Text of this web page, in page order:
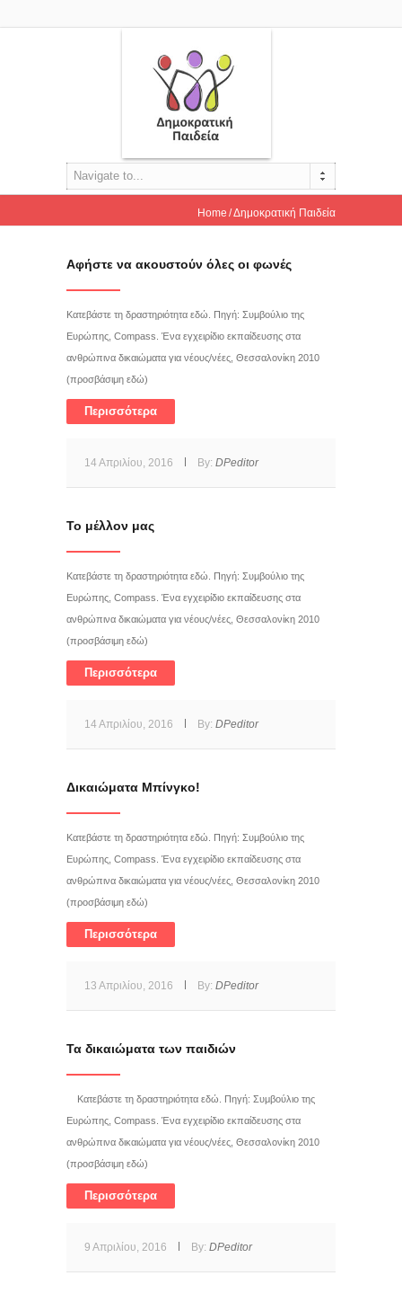
Navigate to...
Home Δημοκρατική Παιδεία
Αφήστε να ακουστούν όλες οι φωνές
Κατεβάστε τη δραστηριότητα εδώ. Πηγή: Συμβούλιο της
Ευρώπης, Compass. Ένα εγχειρίδιο εκπαίδευσης στα
ανθρώπινα δικαιώματα για νέους/νέες, Θεσσαλονίκη 2010
(προσβάσιμη εδώ)
Περισσότερα
14 Απριλίου, 2016 By: DPeditor
Το μέλλον μας
Κατεβάστε τη δραστηριότητα εδώ. Πηγή: Συμβούλιο της
Ευρώπης, Compass. Ένα εγχειρίδιο εκπαίδευσης στα
ανθρώπινα δικαιώματα για νέους/νέες, Θεσσαλονίκη 2010
(προσβάσιμη εδώ)
Περισσότερα
14 Απριλίου, 2016 By: DPeditor
Δικαιώματα Μπίνγκο!
Κατεβάστε τη δραστηριότητα εδώ. Πηγή: Συμβούλιο της
Ευρώπης, Compass. Ένα εγχειρίδιο εκπαίδευσης στα
ανθρώπινα δικαιώματα για νέους/νέες, Θεσσαλονίκη 2010
(προσβάσιμη εδώ)
Περισσότερα
13 Απριλίου, 2016 By: DPeditor
Τα δικαιώματα των παιδιών
Κατεβάστε τη δραστηριότητα εδώ. Πηγή: Συμβούλιο της
Ευρώπης, Compass. Ένα εγχειρίδιο εκπαίδευσης στα
ανθρώπινα δικαιώματα για νέους/νέες, Θεσσαλονίκη 2010
(προσβάσιμη εδώ)
Περισσότερα
9 Απριλίου, 2016 By: DPeditor